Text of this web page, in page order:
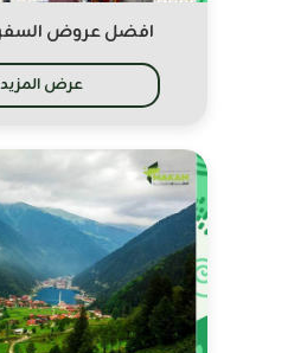
افضل عروض السفر
عرض المزيد